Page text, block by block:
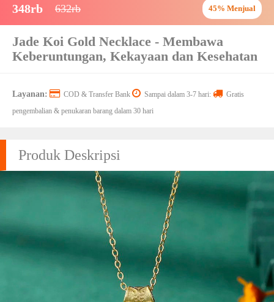
348rb 632rb 45% Menjual
Jade Koi Gold Necklace - Membawa
Keberuntungan, Kekayaan dan Kesehatan
Layanan: COD & Transfer Bank Sampai dalam 3-7 hari:
Gratis
pengembalian & penukaran barang dalam 30 hari
Produk Deskripsi